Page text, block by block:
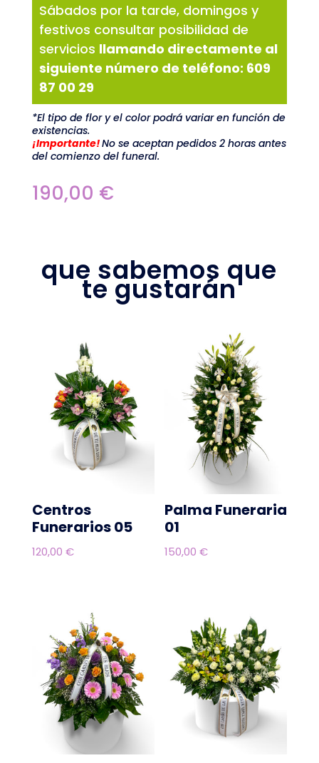
Sábados por la tarde, domingos y
festivos consultar posibilidad de
servicios llamando directamente al
siguiente número de teléfono: 609
87 00 29
*El tipo de flor y el color podrá variar en función de
existencias.
¡Importante!No se aceptan pedidos 2 horas antes
del comienzo del funeral.
190,00 €
que sabemos que
te gustarán
Centros
Funerarios 05
120,00 €
Palma Funeraria
01
150,00€